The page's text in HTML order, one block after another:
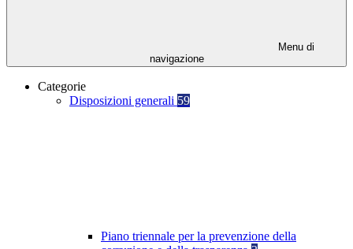
Menu di
navigazione
Categorie
Disposizioni generali 59
Piano triennale per la prevenzione della